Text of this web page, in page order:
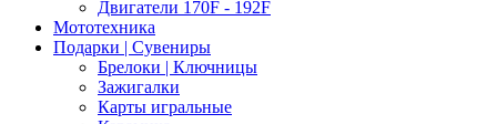
Двигатели 170F - 192F
Мототехника
Подарки | Сувениры
Брелоки | Ключницы
Зажигалки
Карты игральные